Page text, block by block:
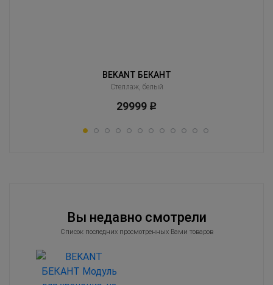
BEKANT БЕКАНТ
Стеллаж, белый
29999 Р
Вы недавно смотрели
Список последних просмотренных Вами товаров